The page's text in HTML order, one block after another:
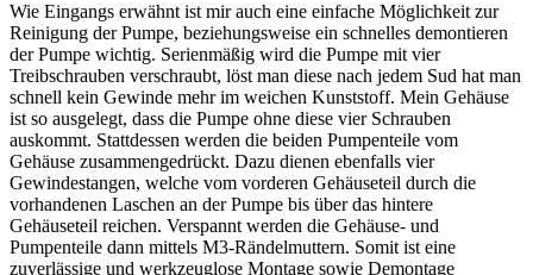
Wie Eingangs erwähnt ist mir auch eine einfache Möglichkeit zur
Reinigung der Pumpe, beziehungsweise ein schnelles demontieren
der Pumpe wichtig. Serienmäßig wird die Pumpe mit vier
Treibschrauben verschraubt, löst man diese nach jedem Sud hat man
schnell kein Gewinde mehr im weichen Kunststoff. Mein Gehäuse
ist so ausgelegt, dass die Pumpe ohne diese vier Schrauben
auskommt. Stattdessen werden die beiden Pumpenteile vom
Gehäuse zusammengedrückt. Dazu dienen ebenfalls vier
Gewindestangen, welche vom vorderen Gehäuseteil durch die
vorhandenen Laschen an der Pumpe bis über das hintere
Gehäuseteil reichen. Verspannt werden die Gehäuse- und
Pumpenteile dann mittels M3-Rändelmuttern. Somit ist eine
zuverlässige und werkzeuglose Montage sowie Demontage